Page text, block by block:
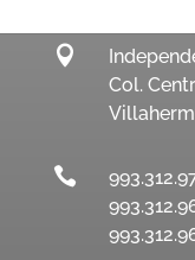

Col.
